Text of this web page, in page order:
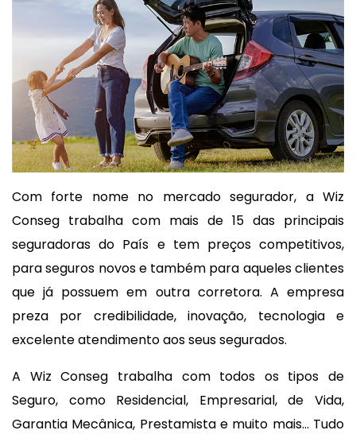
Com forte nome no mercado segurador, a Wiz
Conseg trabalha com mais de 15 das principais
seguradoras do País e tem preços competitivos,
para seguros novos e também para aqueles clientes
que já possuem em outra corretora. A empresa
preza por credibilidade, inovação, tecnologia e
excelente atendimento aos seus segurados.
A Wiz Conseg trabalha com todos os tipos de
Seguro, como Residencial, Empresarial, de Vida,
Garantia Mecânica, Prestamista e muito mais... Tudo